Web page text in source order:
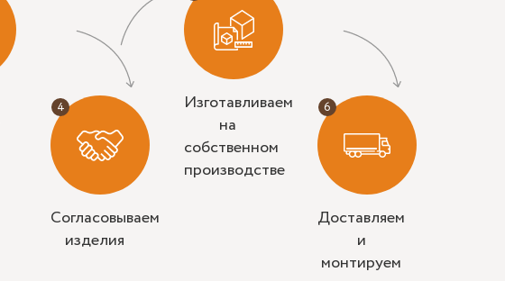
Согласовываем
изделия
Изготавливаем
на
собственном
производстве
Доставляем
и
монтируем